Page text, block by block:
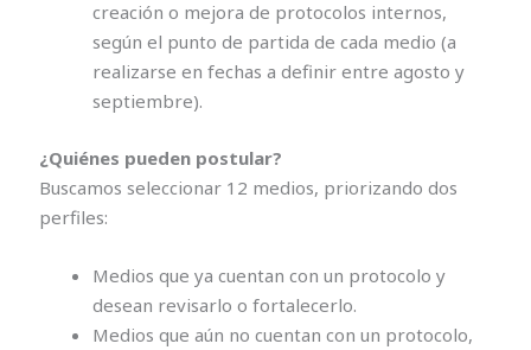
creación o mejora de protocolos internos,
según el punto de partida de cada medio (a
realizarse en fechas a definir entre agosto y
septiembre).
¿Quiénes pueden postular?
Buscamos seleccionar 12 medios, priorizando dos
perfiles:
Medios que ya cuentan con un protocolo y
desean revisarlo o fortalecerlo.
Medios que aún no cuentan con un protocolo,